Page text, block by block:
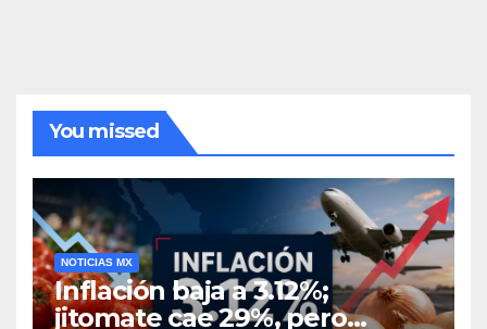
You missed
NOTICIAS MX
Inflación baja a 3.12%;
jitomate cae 29%, pero